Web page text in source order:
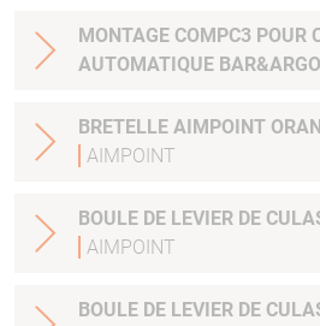
MONTAGE COMPC3 POUR
AUTOMATIQUE BAR&ARGO
BRETELLE AIMPOINT
AIMPOINT
BOULE DE LEVIER DE
AIMPOINT
BOULE DE LEVIER DE